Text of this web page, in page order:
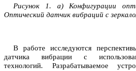
Рисунок 1. а) Конфигурации
Оптический датчик вибраций с
В работе исследуются
датчика вибрации с
технологий. Разрабатываемое